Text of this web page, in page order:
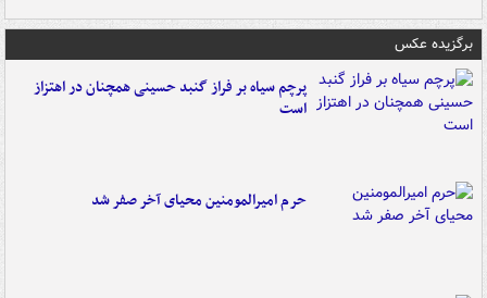
برگزیده عکس
پرچم سیاه بر فراز گنبد حسینی همچنان در اهتزاز
است
حرم امیرالمومنین محیای آخر صفر شد